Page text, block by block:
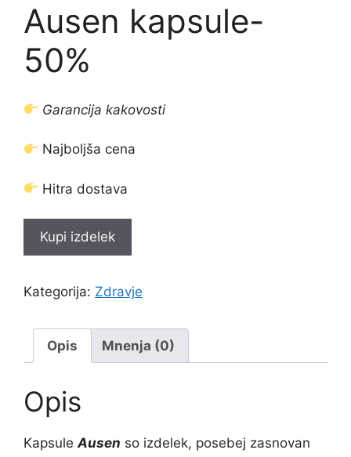
Ausen kapsule-
50%
Garancija kakovosti
Najboljša cena
Hitra dostava
Kupi izdelek
Kategorija: Zdravje
Opis Mnenja (0)
Opis
Kapsule Ausen so izdelek, posebej zasnovan